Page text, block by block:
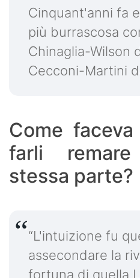
Cinquant'anni fa
più burrascosa
Chinaglia-Wilson
Cecconi-Martini
Come
farli
stessa parte?
“L'intuizione fu
assecondare la
fortuna di quella